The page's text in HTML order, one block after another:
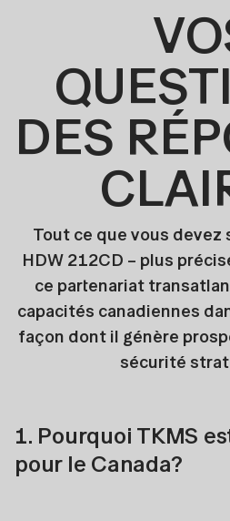
DES
Tout ce que vous devez
HDW 212CD – plus
ce partenariat
capacités canadiennes
façon dont il génère
sécurité
1. Pourquoi TKMS
pour le Canada?